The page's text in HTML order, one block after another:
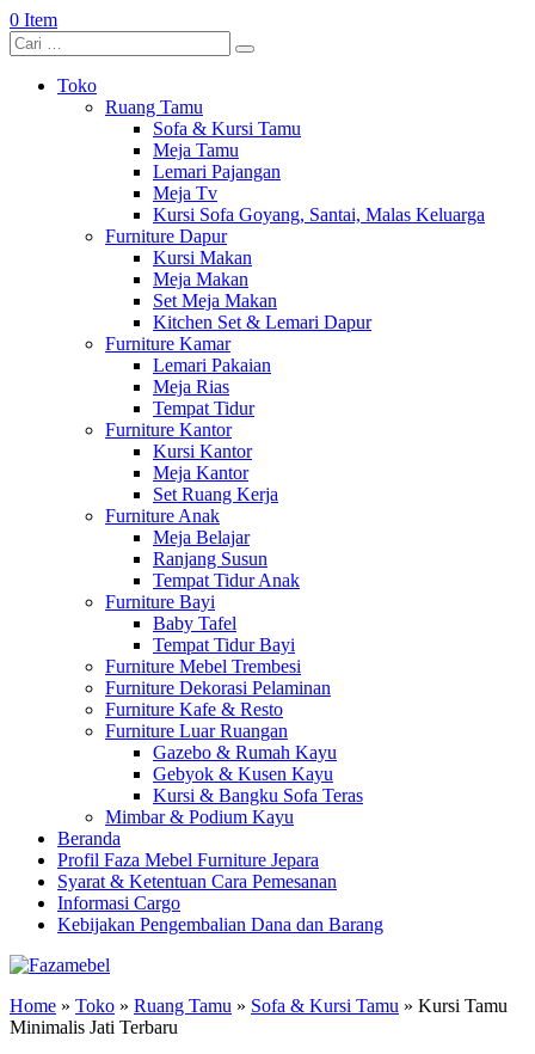
0 Item
Toko
Ruang Tamu
Sofa & Kursi Tamu
Meja Tamu
Lemari Pajangan
Meja Tv
Kursi Sofa Goyang, Santai, Malas Keluarga
Furniture Dapur
Kursi Makan
Meja Makan
Set Meja Makan
Kitchen Set & Lemari Dapur
Furniture Kamar
Lemari Pakaian
Meja Rias
Tempat Tidur
Furniture Kantor
Kursi Kantor
Meja Kantor
Set Ruang Kerja
Furniture Anak
Meja Belajar
Ranjang Susun
Tempat Tidur Anak
Furniture Bayi
Baby Tafel
Tempat Tidur Bayi
Furniture Mebel Trembesi
Furniture Dekorasi Pelaminan
Furniture Kafe & Resto
Furniture Luar Ruangan
Gazebo & Rumah Kayu
Gebyok & Kusen Kayu
Kursi & Bangku Sofa Teras
Mimbar & Podium Kayu
Beranda
Profil Faza Mebel Furniture Jepara
Syarat & Ketentuan Cara Pemesanan
Informasi Cargo
Kebijakan Pengembalian Dana dan Barang
Home » Toko » Ruang Tamu » Sofa & Kursi Tamu » Kursi Tamu
Minimalis Jati Terbaru